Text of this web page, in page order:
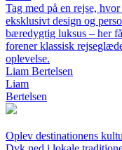
Tag med på en rejse,
eksklusivt design og
bæredygtig luksus – her
forener klassisk
oplevelse.
Liam Bertelsen
Liam
Bertelsen
Oplev destinationens